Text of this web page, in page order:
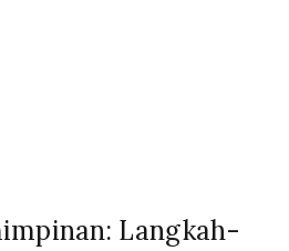
Langkah-